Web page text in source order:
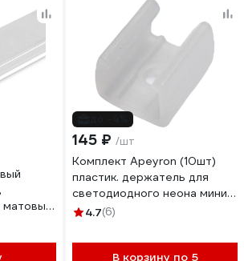
матовым
2
145 ₽ /шт
Комплект Apeyron (10шт)
пластик. держатель для
светодиодного неона мини
8x16мм. / 09-94-10
4.7(6)
В корзину по 5